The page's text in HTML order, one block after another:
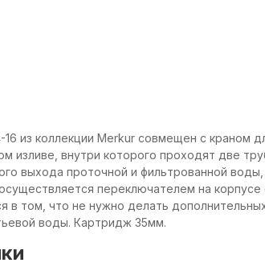
из коллекции Merkur совмещен с краном
изливе, внутри которого проходят две
выхода проточной и фильтрованной
переключателем на
в том, что не нужно делать
воды. Картридж 35мм.